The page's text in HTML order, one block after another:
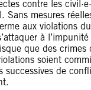
contre les
Sans mesures
aux violations
à
que des crimes
soient
successives de